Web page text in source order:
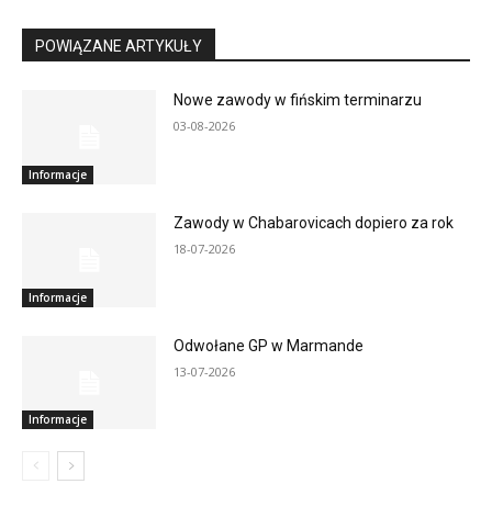
POWIĄZANE ARTYKUŁY
Informacje
Nowe zawody w fińskim terminarzu
03-08-2026
Informacje
Zawody w Chabarovicach dopiero za rok
18-07-2026
Informacje
Odwołane GP w Marmande
13-07-2026